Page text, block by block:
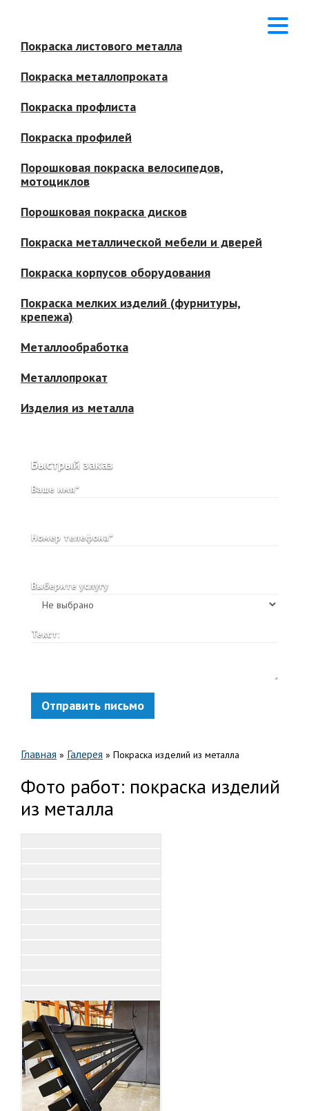
Покраска листового металла
Покраска металлопроката
Покраска профлиста
Покраска профилей
Порошковая покраска велосипедов,
мотоциклов
Порошковая покраска дисков
Покраска металлической мебели и дверей
Покраска корпусов оборудования
Покраска мелких изделий (фурнитуры,
крепежа)
Металлообработка
Металлопрокат
Изделия из металла
Быстрый заказ
Ваше имя*
Номер телефона*
Выберите услугу
Текст:
Отправить письмо
Главная » Галерея » Покраска изделий из металла
Фото работ: покраска изделий
из металла